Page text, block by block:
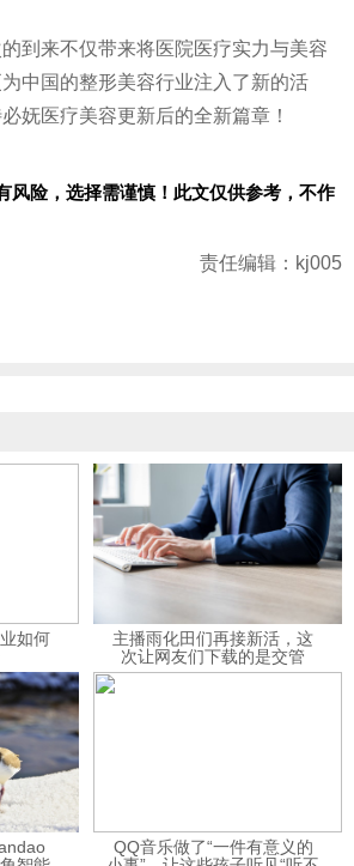
到来不仅带来将医院医疗实力与美容
中国的整形美容行业注入了新的活
妩医疗美容更新后的全新篇章！
风险，选择需谨慎！此文仅供参考，不作
责任编辑：kj005
如何
主播雨化田们再接新活，这
次让网友们下载的是交管
12123APP
QQ音乐做了“一件有意义的